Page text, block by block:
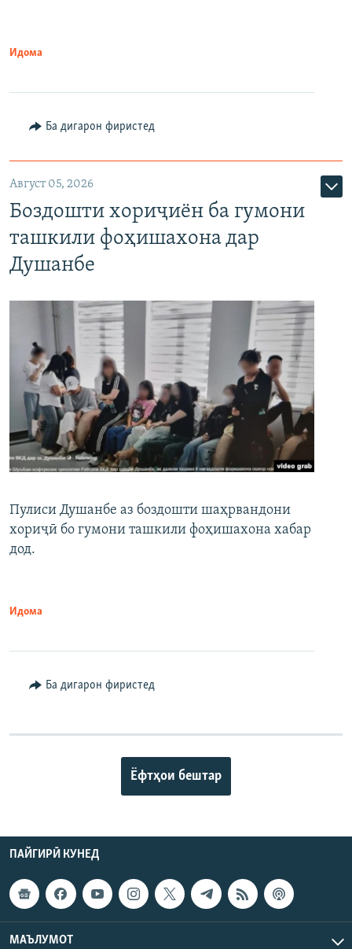
Идома
Ба дигарон фиристед
Август 05, 2026
Боздошти хориҷиён ба гумони
ташкили фоҳишахона дар
Душанбе
Пулиси Душанбе аз боздошти шаҳрвандони
хориҷӣ бо гумони ташкили фоҳишахона хабар
дод.
Идома
Ба дигарон фиристед
Ёфтҳои бештар
ПАЙГИРӢ КУНЕД
МАЪЛУМОТ